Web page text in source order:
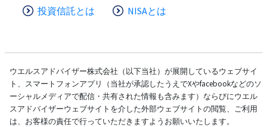
投資信託とは NISAとは
ウエルスアドバイザー株式会社（以下当社）が展開しているウェブサイ
ト、スマートフォンアプリ（当社が承認したうえでXやfacebookなどのソ
ーシャルメディアで配信・共有された情報も含みます）ならびにウエル
スアドバイザーウェブサイトを介した外部ウェブサイトの閲覧、ご利用
は、お客様の責任で行っていただきますようお願いいたします。